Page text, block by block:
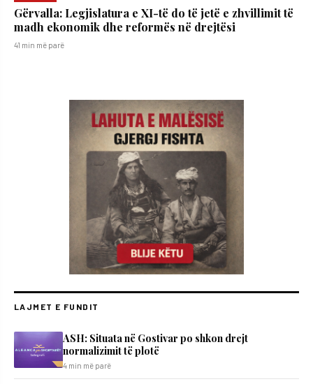
​Gërvalla: Legjislatura e XI-të do të jetë e zhvillimit të
madh ekonomik dhe reformës në drejtësi
41 min më parë
LAJMET E FUNDIT
ASH: Situata në Gostivar po shkon drejt
normalizimit të plotë
4 min më parë